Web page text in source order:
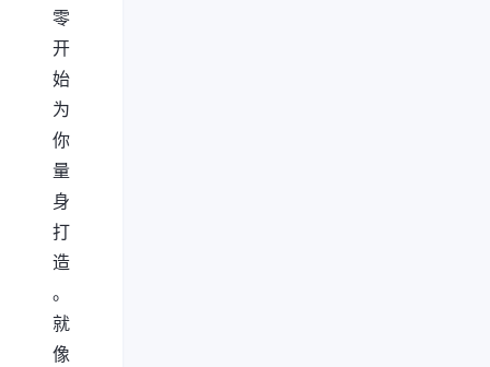
零
开
始
为
你
量
身
打
造
。
就
像